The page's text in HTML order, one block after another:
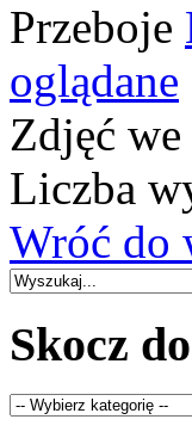
Przeboje
oglądane
Zdjęć
Liczba
Wróć do
Skocz